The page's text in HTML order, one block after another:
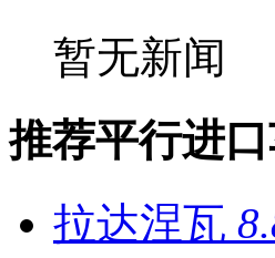
暂无新闻
推荐平行进
拉达涅瓦